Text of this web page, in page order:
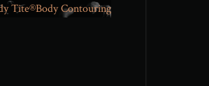
Tite®Body Contouring